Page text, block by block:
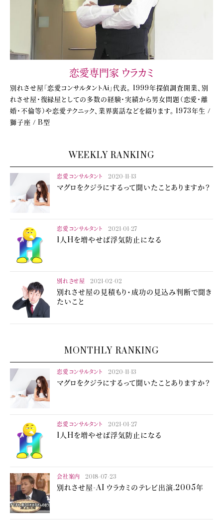
恋愛専門家 ウラカミ
別れさせ屋「恋愛コンサルタントAi」代表。 1999年探偵調査開業、別
れさせ屋・復縁屋としての多数の経験・実績から男女問題（恋愛・離
婚・不倫等）や恋愛テクニック、業界裏話などを綴ります。 1973年生 /
獅子座 / B型
WEEKLY RANKING
恋愛コンサルタント 2020-11-13
マグロをクジラにするって聞いたことありますか？
恋愛コンサルタント 2021-01-27
1人Hを増やせば浮気防止になる
別れさせ屋 2021-02-02
別れさせ屋の見積もり・成功の見込み判断で聞き
たいこと
MONTHLY RANKING
恋愛コンサルタント 2020-11-13
マグロをクジラにするって聞いたことありますか？
恋愛コンサルタント 2021-01-27
1人Hを増やせば浮気防止になる
会社案内 2018-07-23
別れさせ屋-AI ウラカミのテレビ出演.2005年